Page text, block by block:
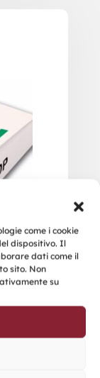
come i cookie
dispositivo. Il
dati come il
sito. Non
su